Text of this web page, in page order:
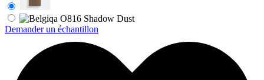
Demander un échantillon